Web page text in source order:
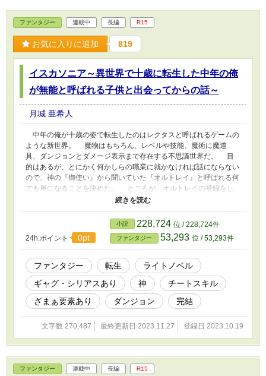
得した特別な力である限定シークレットスキル【機能拡張】を使
い、懐いてくれた可愛いジーナの為に、行方不明になったジーナの
父親であるジョニーを捜しに、魔物の巣窟と化した大型輸送艦ウシ
ャスへと突入する。 ────── 【第二部作品紹介】 第二部は別作
品となっております。 タイトルは『死にぞこないのセイジ～異世
界召喚されたおじさんが役立たずと蔑まれている少年の秘められた
力を解放する為の旅をする～』です。 そちらもお楽しみいただけ
れば嬉しく思います。 作者の代表作である【イスカソニア】【蓬
が入れてます。 お読みいただければ幸いです。応援、お気に入り
登録していただけると励みになります。 2024/8/31掲載開始。
2024/9/15第一部完結。
ファンタジー 連載中 長編 R15
お気に入りに追加 819
イスカソニア～異世界で十歳に転生した中年の俺
が無能と呼ばれる子供と出会ってからの話～
月城 亜希人
中年の俺が十歳の姿で転生したのはレクタスと呼ばれるゲームの
ような新世界。 魔物はもちろん、レベルや技能、魔術に魔道
具、ダンジョンとダメージ表示まで存在する不思議世界だ。 目
的はあるが、とにかく何かしらの職業に就かなければ話にならない
ので、神の『御使い』から聞いていた『オルトレイ』と呼ばれる何
でも屋になることを決めた。 ところが、オルトレイの登録をし
に入った斡旋所では揉め事の真っ最中。 「お前みたいな無能はい
らねえんだよ！」 そう吐き捨てるように言って出て行く男とそ
のパーティーメンバー。 残されたのは九歳の可愛らしい子供。
名前はハオラン。床にへたり込んで泣いていたのが気の毒で声をか
けたところ「兄ちゃんのパーティーメンバーにしてほしい」と頼ま
れた。 金のない俺に斡旋所登録料まで貸してくれるという。
しかし斡旋所にいた連中は受付の女性職員シンイーを含めて「そん
な無能はやめておけ」と嘲笑う。「ハオランに金を借りるくらいな
ら俺が貸してやる」と言うおっさんまで出てくる始末。 事情は
知らないが大人が寄ってたかって子供を蔑むのは気に入らない。
俺は馬鹿にした連中を威嚇しハオランとパーティーを組むことを
決めたのだが、なんとハオランは【無能】という常時発動型の呪い
の技能持ちで──。 イスカソニア前日譚～風と呼ばれし不羈のイス
カと銀の乙女と呼ばれしソニアが出会う遥か前の物語～という作品
イスカが転生した理由と目的、神と御使いについてはそちらにすべ
て書かれております。興味がありましたら、そちらもお読みいただ
24h.ポイント 0pt
小説 228,724 位 / 228,724件
ファンタジー 53,293 位 / 53,293件
ファンタジー 転生
ライトノベル
ギャグ・シリアスあり
神
チートスキル
ざまぁ要素あり
ダンジョン 完結
文字数 270,487 最終更新日 2023.11.27 登録日 2023.10.19
ファンタジー 連載中 長編 R15